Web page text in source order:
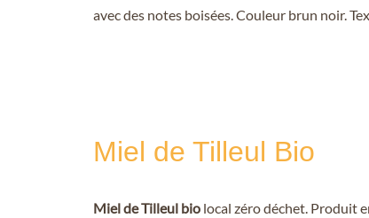
avec des notes boisées. Couleur brun noir.
Miel de Tilleul Bio
Miel de Tilleul biolocal zéro déchet. Produit